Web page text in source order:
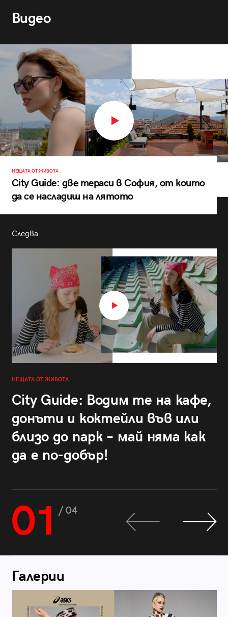
Видео
НЕЩАТА ОТ ЖИВОТА
City Guide: две тераси в София, от които
да се насладиш на лятото
Следва
НЕЩАТА ОТ ЖИВОТА
City Guide: Водим те на кафе,
донъти и коктейли във или
близо до парк – май няма как
да е по-добър!
01 / 04
Галерии